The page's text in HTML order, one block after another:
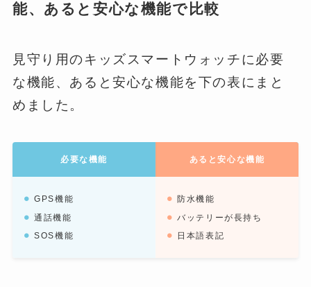
能、あると安心な機能で比較
見守り用のキッズスマートウォッチに必要
な機能、あると安心な機能を下の表にまと
めました。
必要な機能 あると安心な機能
GPS機能
通話機能
SOS機能
防水機能
バッテリーが長持ち
日本語表記